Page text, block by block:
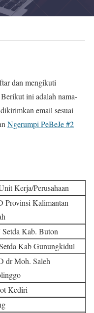
dan mengikuti
ini adalah nama-
email sesuai
Ngerumpi PeBeJe #2
Kerja/Perusahaan
Provinsi Kalimantan
Kab. Buton
Kab Gunungkidul
dr Moh. Saleh
Kediri